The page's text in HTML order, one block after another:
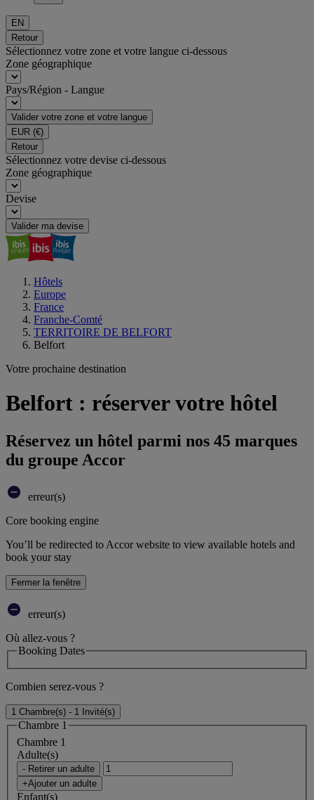
EN
Retour
Sélectionnez votre zone et votre langue ci-dessous
Zone géographique
Pays/Région - Langue
Valider votre zone et votre langue
EUR (€)
Retour
Sélectionnez votre devise ci-dessous
Zone géographique
Devise
Valider ma devise
Hôtels
Europe
France
Franche-Comté
TERRITOIRE DE BELFORT
Belfort
Votre prochaine destination
Belfort : réserver votre hôtel
Réservez un hôtel parmi nos 45 marques
du groupe Accor
erreur(s)
Core booking engine
You’ll be redirected to Accor website to view available hotels and
book your stay
Fermer la fenêtre
erreur(s)
Où allez-vous ?
Booking Dates
Combien serez-vous ?
1 Chambre(s) - 1 Invité(s)
Chambre 1
Chambre 1
Adulte(s)
- Retirer un adulte
+Ajouter un adulte
Enfant(s)